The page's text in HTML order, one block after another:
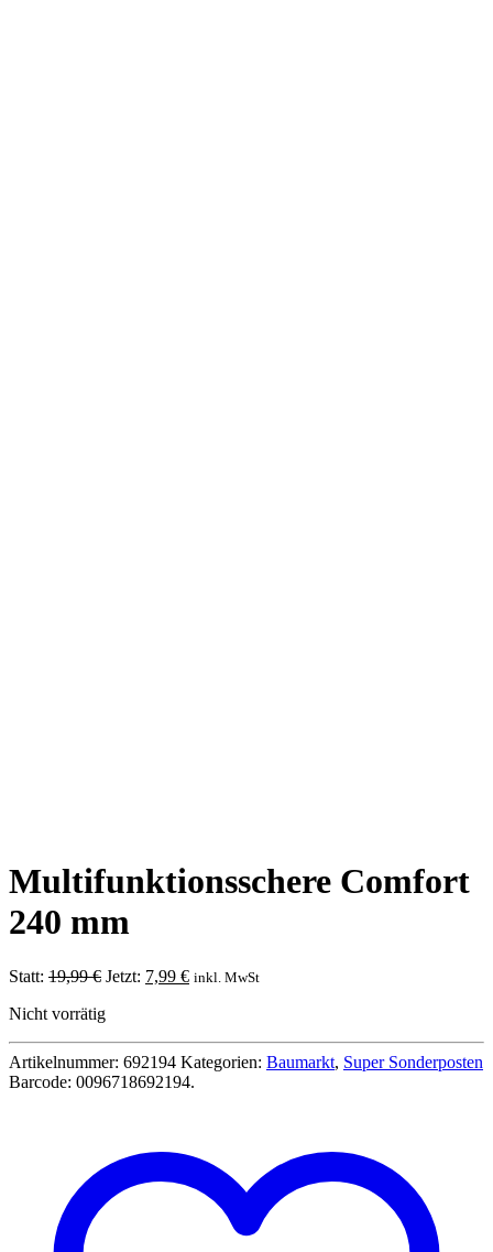
Multifunktionsschere Comfort
240 mm
Statt: 19,99€ Ursprünglicher
war:
Jetzt: 7,99 €Aktueller
inkl. MwSt
Nicht vorrätig
Artikelnummer: 692194 Kategorien: Baumarkt, Super Sonderposten
Barcode: 0096718692194.